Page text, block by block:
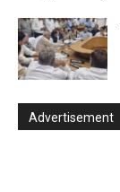
Advertisement